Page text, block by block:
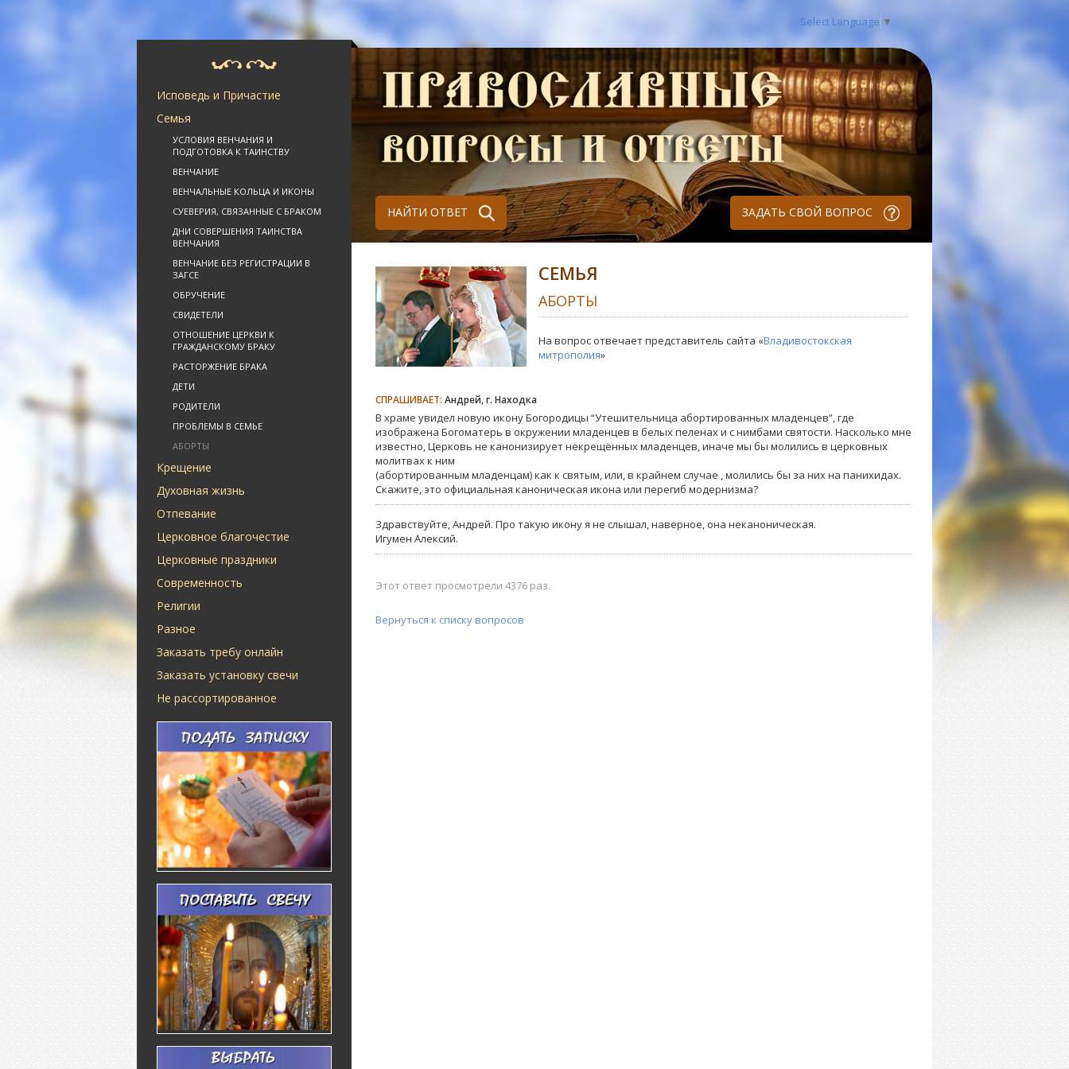
Select Language ▼
Исповедь и Причастие
Семья
УСЛОВИЯ ВЕНЧАНИЯ И
ПОДГОТОВКА К ТАИНСТВУ
ВЕНЧАНИЕ
ВЕНЧАЛЬНЫЕ КОЛЬЦА И ИКОНЫ
СУЕВЕРИЯ, СВЯЗАННЫЕ С БРАКОМ
ДНИ СОВЕРШЕНИЯ ТАИНСТВА
ВЕНЧАНИЯ
ВЕНЧАНИЕ БЕЗ РЕГИСТРАЦИИ В
ЗАГСЕ
ОБРУЧЕНИЕ
СВИДЕТЕЛИ
ОТНОШЕНИЕ ЦЕРКВИ К
ГРАЖДАНСКОМУ БРАКУ
РАСТОРЖЕНИЕ БРАКА
ДЕТИ
РОДИТЕЛИ
ПРОБЛЕМЫ В СЕМЬЕ
АБОРТЫ
Крещение
Духовная жизнь
Отпевание
Церковное благочестие
Церковные праздники
Современность
Религии
Разное
Заказать требу онлайн
Заказать установку свечи
Не рассортированное
НАЙТИ ОТВЕТ ЗАДАТЬ СВОЙ ВОПРОС
СЕМЬЯ
АБОРТЫ
На вопрос отвечает представитель сайта «Владивостокская
митрополия»
СПРАШИВАЕТ: Андрей, г. Находка
В храме увидел новую икону Богородицы “Утешительница абортированных младенцев”, где
изображена Богоматерь в окружении младенцев в белых пеленах и с нимбами святости. Насколько мне
известно, Церковь не канонизирует некрещённых младенцев, иначе мы бы молились в церковных
молитвах к ним
(абортированным младенцам) как к святым, или, в крайнем случае , молились бы за них на панихидах.
Скажите, это официальная каноническая икона или перегиб модернизма?
Здравствуйте, Андрей. Про такую икону я не слышал, наверное, она неканоническая.
Игумен Алексий.
Этот ответ просмотрели 4376 раз.
Вернуться к списку вопросов